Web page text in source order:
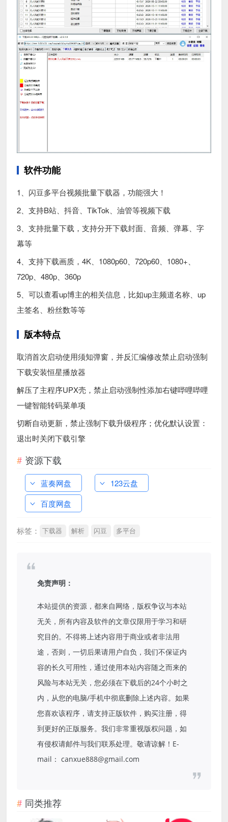
软件功能
1、闪豆多平台视频批量下载器，功能强大！
2、支持B站、抖音、TikTok、油管等视频下载
3、支持批量下载，支持分开下载封面、音频、弹幕、字
幕等
4、支持下载画质，4K、1080p60、720p60、1080+、
720p、480p、360p
5、可以查看up博主的相关信息，比如up主频道名称、up
主签名、粉丝数等等
版本特点
取消首次启动使用须知弹窗，并反汇编修改禁止启动强制
下载安装恒星播放器
解压了主程序UPX壳，禁止启动强制性添加右键哔哩哔哩
一键智能转码菜单项
切断自动更新，禁止强制下载升级程序；优化默认设置：
退出时关闭下载引擎
资源下载
蓝奏网盘
123云盘
百度网盘
标签： 下载器 解析 闪豆 多平台
免责声明：
本站提供的资源，都来自网络，版权争议与本站
无关，所有内容及软件的文章仅限用于学习和研
究目的。不得将上述内容用于商业或者非法用
途，否则，一切后果请用户自负，我们不保证内
容的长久可用性，通过使用本站内容随之而来的
风险与本站无关，您必须在下载后的24个小时之
内，从您的电脑/手机中彻底删除上述内容。如果
您喜欢该程序，请支持正版软件，购买注册，得
到更好的正版服务。我们非常重视版权问题，如
有侵权请邮件与我们联系处理。敬请谅解！E-
mail： canxue888@gmail.com
同类推荐